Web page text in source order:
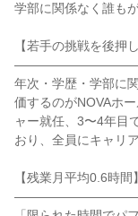
学部に関係なく誰も
【若手の挑戦を後押
年次・学歴・学部に
価するのがNOVAホ
ャー就任、3〜4年目
おり、全員にキャリ
【残業月平均0.6時間】